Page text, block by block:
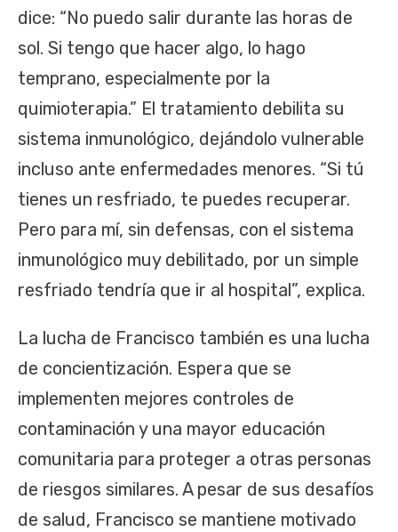
dice: “No puedo salir durante las horas de
sol. Si tengo que hacer algo, lo hago
temprano, especialmente por la
quimioterapia.” El tratamiento debilita su
sistema inmunológico, dejándolo vulnerable
incluso ante enfermedades menores. “Si tú
tienes un resfriado, te puedes recuperar.
Pero para mí, sin defensas, con el sistema
inmunológico muy debilitado, por un simple
resfriado tendría que ir al hospital”, explica.
La lucha de Francisco también es una lucha
de concientización. Espera que se
implementen mejores controles de
contaminación y una mayor educación
comunitaria para proteger a otras personas
de riesgos similares. A pesar de sus desafíos
de salud, Francisco se mantiene motivado